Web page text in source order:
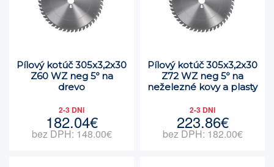
Pílový kotúč 305x3,2x30
Z60 WZ neg 5º na
drevo
2-3 DNI
182.04€
bez DPH: 148.00€
Pílový kotúč 305x3,2x30
Z72 WZ neg 5º na
neželezné kovy a plasty
2-3 DNI
223.86€
bez DPH: 182.00€